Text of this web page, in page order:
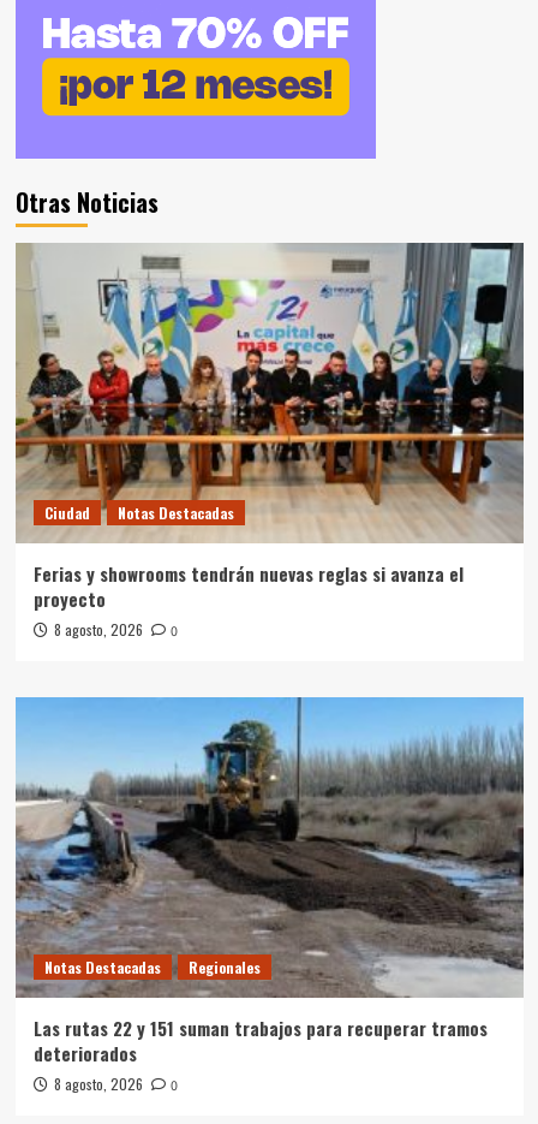
Otras Noticias
Ciudad Notas Destacadas
Ferias y showrooms tendrán nuevas reglas si avanza el
proyecto
8 agosto, 2026 0
Notas Destacadas Regionales
Las rutas 22 y 151 suman trabajos para recuperar tramos
deteriorados
8 agosto, 2026 0